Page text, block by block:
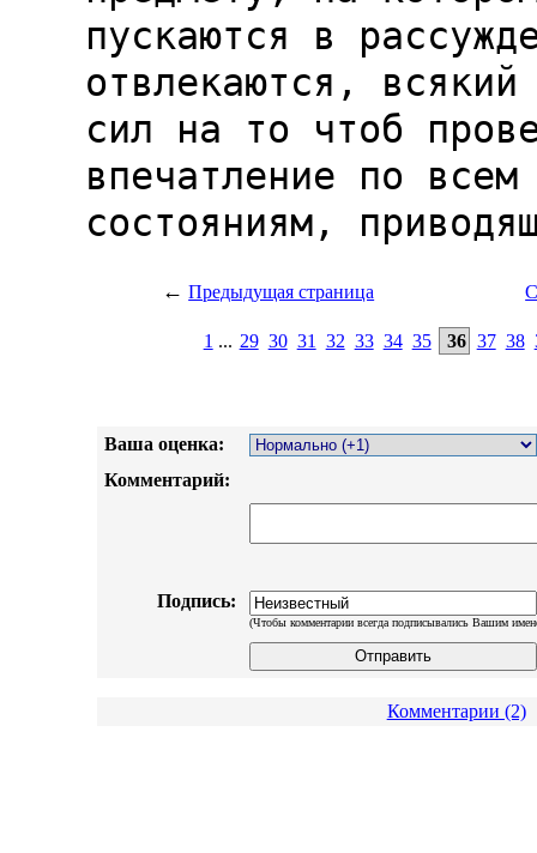
← Предыдущая страница
1 ... 29 30 31 32 33 34 35 36 37 38
Ваша оценка:
Комментарий:
Подпись:
(Чтобы комментарии всегда подписывались Вашим
Комментарии (2)